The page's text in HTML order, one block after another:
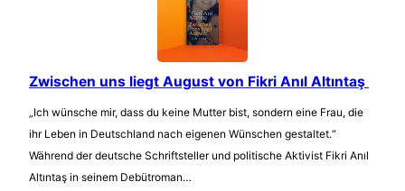
Zwischen uns liegt August von Fikri Anıl Altıntaş
„Ich wünsche mir, dass du keine Mutter bist, sondern eine Frau, die
ihr Leben in Deutschland nach eigenen Wünschen gestaltet.“
Während der deutsche Schriftsteller und politische Aktivist Fikri Anıl
Altıntaş in seinem Debütroman…